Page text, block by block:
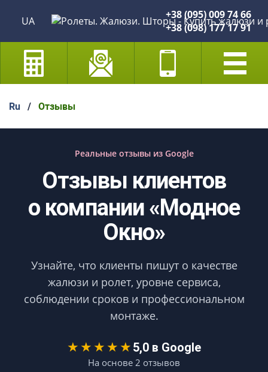
UA
+38 (095) 009 74 66
+38 (098) 177 17 91
Ru / Отзывы
Реальные отзывы из Google
Отзывы клиентов
о компании «Модное
Окно»
Узнайте, что клиенты пишут о качестве
жалюзи и ролет, уровне сервиса,
соблюдении сроков и профессиональном
монтаже.
★★★★★ 5,0 в Google
На основе 2 отзывов